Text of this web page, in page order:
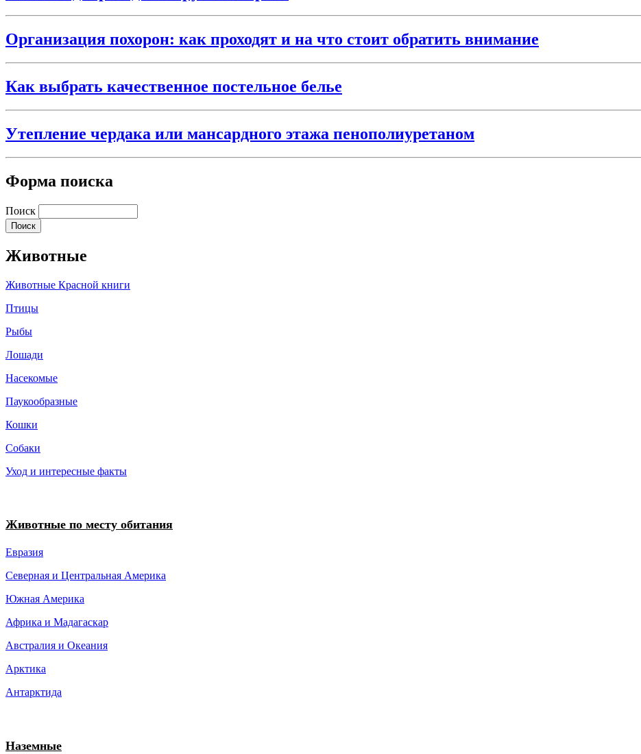
Организация похорон: как проходят и на что стоит обратить внимание
Как выбрать качественное постельное белье
Утепление чердака или мансардного этажа пенополиуретаном
Форма поиска
Поиск
Животные
Животные Красной книги
Птицы
Рыбы
Лошади
Насекомые
Паукообразные
Кошки
Собаки
Уход и интересные факты
Животные по месту обитания
Евразия
Северная и Центральная Америка
Южная Америка
Африка и Мадагаскар
Австралия и Океания
Арктика
Антарктида
Наземные